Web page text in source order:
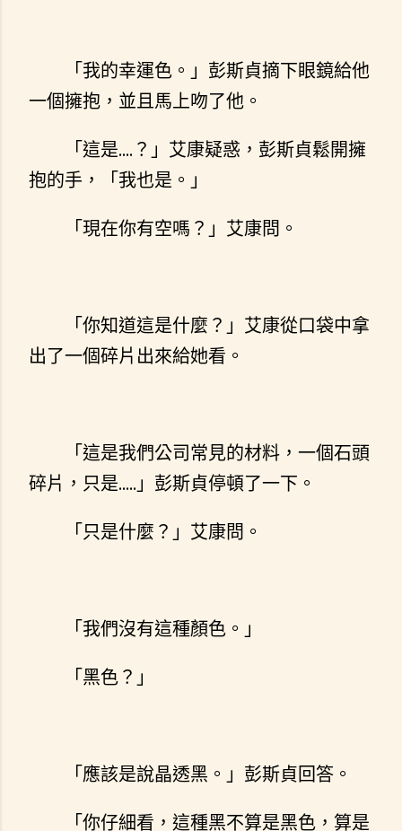
「我的幸運色。」彭斯貞摘下眼鏡給他
一個擁抱，並且馬上吻了他。
「這是....？」艾康疑惑，彭斯貞鬆開擁
抱的手，「我也是。」
「現在你有空嗎？」艾康問。
「你知道這是什麼？」艾康從口袋中拿
出了一個碎片出來給她看。
「這是我們公司常見的材料，一個石頭
碎片，只是.....」彭斯貞停頓了一下。
「只是什麼？」艾康問。
「我們沒有這種顏色。」
「黑色？」
「應該是說晶透黑。」彭斯貞回答。
「你仔細看，這種黑不算是黑色，算是